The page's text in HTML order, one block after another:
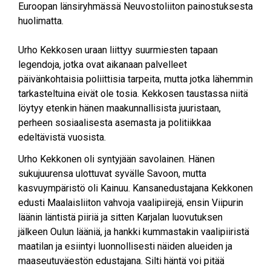
Euroopan länsiryhmässä Neuvostoliiton painostuksesta
huolimatta.
Urho Kekkosen uraan liittyy suurmiesten tapaan
legendoja, jotka ovat aikanaan palvelleet
päivänkohtaisia poliittisia tarpeita, mutta jotka lähemmin
tarkasteltuina eivät ole tosia. Kekkosen taustassa niitä
löytyy etenkin hänen maakunnallisista juuristaan,
perheen sosiaalisesta asemasta ja politiikkaa
edeltävistä vuosista.
Urho Kekkonen oli syntyjään savolainen. Hänen
sukujuurensa ulottuvat syvälle Savoon, mutta
kasvuympäristö oli Kainuu. Kansanedustajana Kekkonen
edusti Maalaisliiton vahvoja vaalipiirejä, ensin Viipurin
läänin läntistä piiriä ja sitten Karjalan luovutuksen
jälkeen Oulun lääniä, ja hankki kummastakin vaalipiiristä
maatilan ja esiintyi luonnollisesti näiden alueiden ja
maaseutuväestön edustajana. Silti häntä voi pitää